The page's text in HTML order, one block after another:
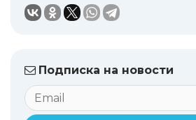
Подписка на новости